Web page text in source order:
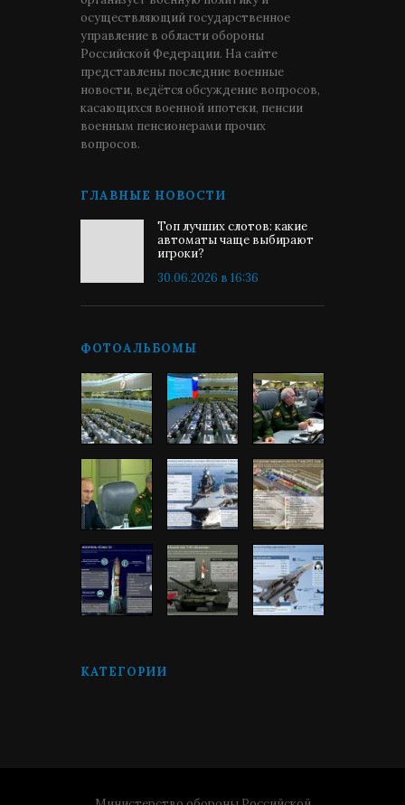
осуществляющий государственное
управление в области обороны
Российской Федерации. На сайте
представлены последние военные
новости, ведётся обсуждение вопросов,
касающихся военной ипотеки, пенсии
военным пенсионерами прочих
вопросов.
ГЛАВНЫЕ НОВОСТИ
Топ лучших слотов: какие
автоматы чаще выбирают
игроки?
30.06.2026 в 16:36
ФОТОАЛЬБОМЫ
КАТЕГОРИИ